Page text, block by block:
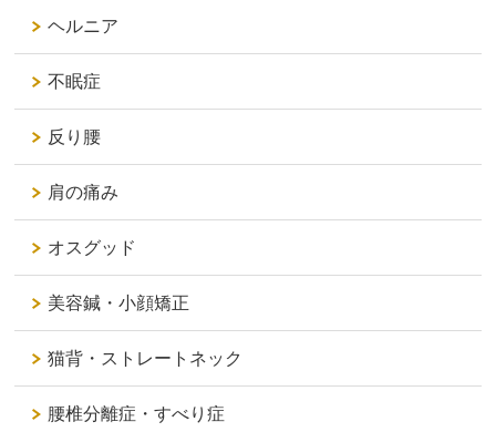
ヘルニア
不眠症
反り腰
肩の痛み
オスグッド
美容鍼・小顔矯正
猫背・ストレートネック
腰椎分離症・すべり症